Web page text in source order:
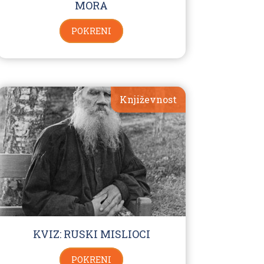
MORA
POKRENI
Književnost
KVIZ: RUSKI MISLIOCI
POKRENI